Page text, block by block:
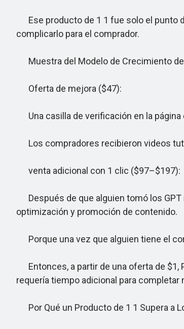
Ese producto de 1 1 fue solo el punto
complicarlo para el comprador.
Muestra del Modelo de Crecimiento
Oferta de mejora ($47):
Una casilla de verificación en la página
Los compradores recibieron videos
venta adicional con 1 clic ($97–$197):
Después de que alguien tomó los GPT
optimización y promoción de contenido.
Porque una vez que alguien tiene el
Entonces, a partir de una oferta de $1,
requería tiempo adicional para completar
Por Qué un Producto de 1 1 Supera a